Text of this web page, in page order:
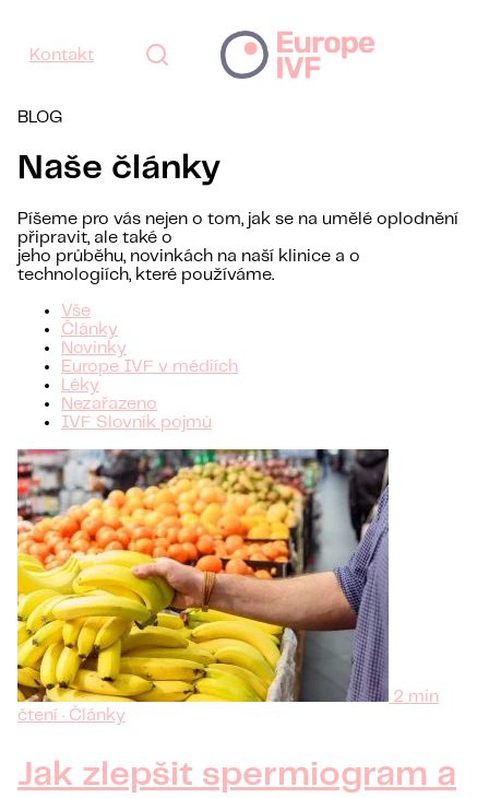
Kontakt
BLOG
Naše články
Píšeme pro vás nejen o tom, jak se na umělé oplodnění
připravit, ale také o
jeho průběhu, novinkách na naší klinice a o
technologiích, které používáme.
Vše
Články
Novinky
Europe IVF v médiích
Léky
Nezařazeno
IVF Slovník pojmů
2 min
čtení · Články
Jak zlepšit spermiogram a